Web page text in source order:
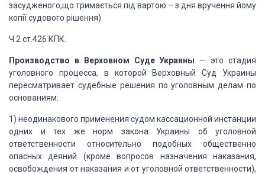
засудженого,що тримається під вартою – з дня вручення йому
копії судового рішення)
Ч.2 ст.426 КПК.
Производство в Верховном Суде Украины
— это стадия
уголовного процесса, в которой Верховный Суд Украины
пересматривает судебные решения по уголовным делам по
основаниям:
1) неодинакового применения судом кассационной инстанции
одних и тех же норм закона Украины об уголовной
ответственности относительно подобных общественно
опасных деяний (кроме вопросов назначения наказания,
освобождения отнаказания и от уголовной ответственности),